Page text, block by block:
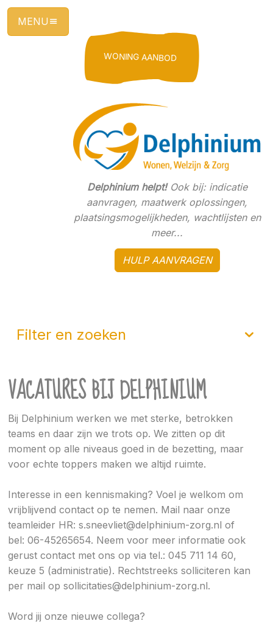
Ga
direct
naar
WONING AANBOD
Delphinium helpt! Ook bij: indicatie
aanvragen, maatwerk oplossingen,
plaatsingsmogelijkheden, wachtlijsten en
meer...
HULP AANVRAGEN
filter en zoeken
VACATURES BIJ DELPHINIUM
Bij Delphinium werken we met sterke, betrokken
teams en daar zijn we trots op. We zitten op dit
moment op alle niveaus goed in de bezetting, maar
voor echte toppers maken we altijd ruimte.
Interesse in een kennismaking? Voel je welkom om
vrijblijvend contact op te nemen. Mail naar onze
teamleider HR: s.sneevliet@delphinium-zorg.nl of
bel: 06-45265654. Neem voor meer informatie ook
gerust contact met ons op via tel.: 045 711 14 60,
keuze 5 (administratie). Rechtstreeks solliciteren kan
per mail op sollicitaties@delphinium-zorg.nl.
Word jij onze nieuwe collega?